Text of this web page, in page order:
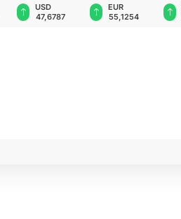
USD
47,6787
EUR
55,1254